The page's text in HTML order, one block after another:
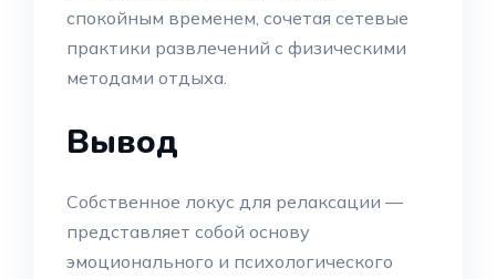
спокойным временем, сочетая сетевые
практики развлечений с физическими
методами отдыха.
Вывод
Собственное локус для релаксации —
представляет собой основу
эмоционального и психологического